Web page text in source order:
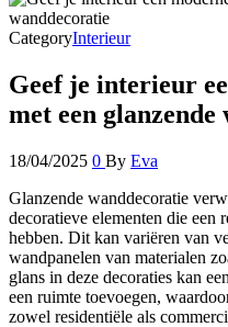
CategoryInterieur
Geef je interieur
met een glanzende
18/04/2025 0 By Eva
Glanzende wanddecoratie
decoratieve elementen die een
hebben. Dit kan variëren van
wandpanelen van materialen
glans in deze decoraties kan
een ruimte toevoegen,
zowel residentiële als